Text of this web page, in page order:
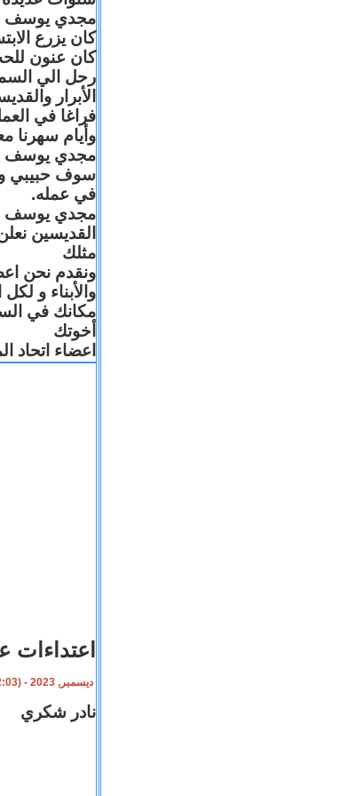
مجدي يوسف
كان يزرع
كان عنون
رحل الي
الأبرار
فراغا في
وأيام سهرنا
مجدي يوسف
سوف حبيبي
في عمله.
مجدي يوسف
القديسين
مثلك
ونقدم نحن
والأبناء و
مكانك في
أخوتك
اعضاء اتحاد
19 ديسمبر, 2023 - (12:03 صباحًا)
نادر شكري